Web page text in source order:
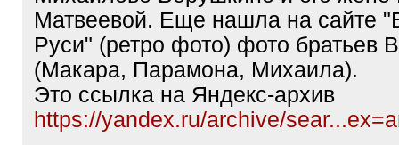
Матвеевой. Еще нашла на сайте
Руси" (ретро фото) фото братьев
(Макара, Парамона, Михаила).
Это ссылка на Яндекс-архив
https://yandex.ru/archive/